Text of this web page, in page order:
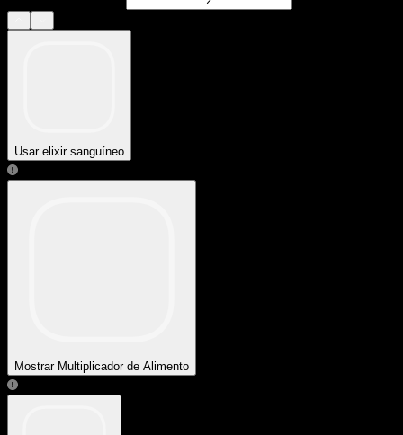
Usar elixir sanguíneo
Mostrar Multiplicador de Alimento